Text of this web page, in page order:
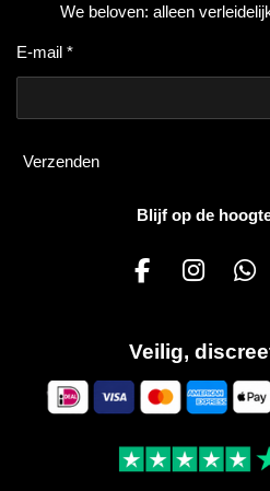
We beloven: alleen
E-mail *
Verzenden
Blijf op de
F
e
b
o
k
I
t
a
g
a
m
W
t
s
A
p
Veilig,